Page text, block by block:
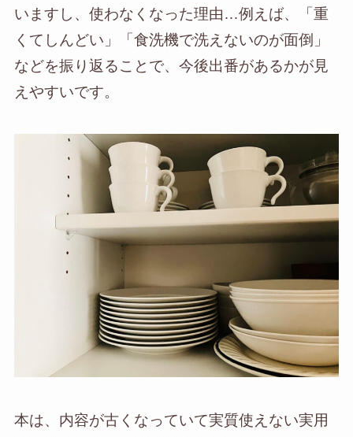
いますし、使わなくなった理由…例えば、「重
くてしんどい」「食洗機で洗えないのが面倒」
などを振り返ることで、今後出番があるかが見
えやすいです。
本は、内容が古くなっていて実質使えない実用